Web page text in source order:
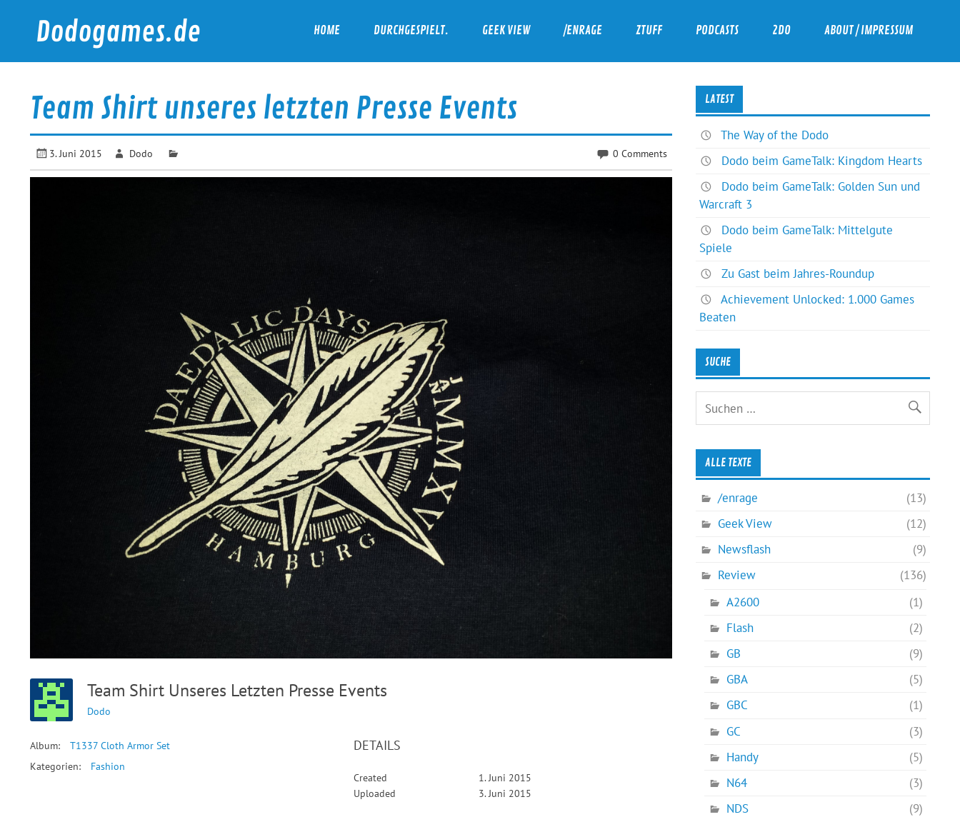
contentDodogames.de
Durchgespielt.
HOME DURCHGESPIELT. GEEK VIEW /ENRAGE ZTUFF PODCASTS 2DO ABOUT / IMPRESSUM
Team Shirt unseres letzten Presse Events
3. Juni 2015 Dodo 0 Comments
Team Shirt Unseres Letzten Presse Events
Dodo
Album:
T1337 Cloth Armor Set
Kategorien:
Fashion
DETAILS
Created
1. Juni 2015
Uploaded
3. Juni 2015
LATEST
The Way of the Dodo
Dodo beim GameTalk: Kingdom Hearts
Dodo beim GameTalk: Golden Sun und
Warcraft 3
Dodo beim GameTalk: Mittelgute
Spiele
Zu Gast beim Jahres-Roundup
Achievement Unlocked: 1.000 Games
Beaten
SUCHE
ALLE TEXTE
/enrage
(13)
Geek View
(12)
Newsflash
(9)
Review
(136)
A2600
(1)
Flash
(2)
GB
(9)
GBA
(5)
GBC
(1)
GC
(3)
Handy
(5)
N64
(3)
NDS
(9)